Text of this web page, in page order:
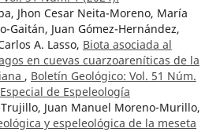
Jhon Cesar Neita-Moreno, María
Gaitán, Juan Gómez-Hernández,
A. Lasso, Biota asociada al
en cuevas cuarzoareníticas de la
, Boletín Geológico: Vol. 51 Núm.
de Espeleología
Juan Manuel Moreno-Murillo,
y espeleológica de la meseta